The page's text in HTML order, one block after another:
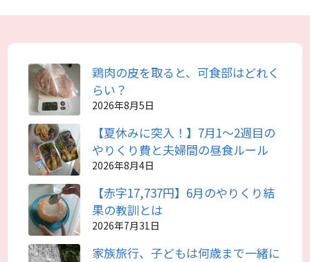
鶏肉の皮を取ると、可食部はどれく
らい？
2026年8月5日
【夏休みに突入！】7月1～2週目の
やりくり費と夫婦間の昼食ルール
2026年8月4日
【赤字17,737円】6月のやりくり結
果の教訓とは
2026年7月31日
家族旅行、子どもは何歳まで一緒に